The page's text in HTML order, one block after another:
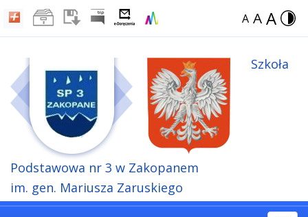
A A A
Szkoła
Podstawowa nr 3 w Zakopanem
im. gen. Mariusza Zaruskiego